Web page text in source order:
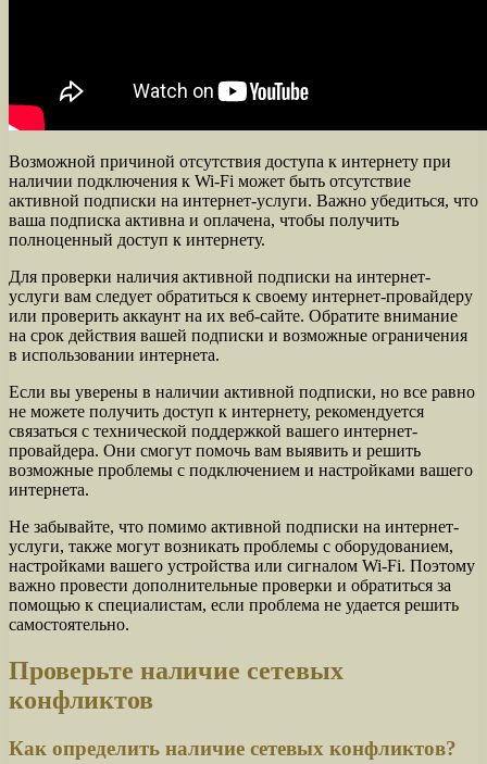
Возможной причиной отсутствия доступа к интернету при
наличии подключения к Wi-Fi может быть отсутствие
активной подписки на интернет-услуги. Важно убедиться, что
ваша подписка активна и оплачена, чтобы получить
полноценный доступ к интернету.
Для проверки наличия активной подписки на интернет-
услуги вам следует обратиться к своему интернет-провайдеру
или проверить аккаунт на их веб-сайте. Обратите внимание
на срок действия вашей подписки и возможные ограничения
в использовании интернета.
Если вы уверены в наличии активной подписки, но все равно
не можете получить доступ к интернету, рекомендуется
связаться с технической поддержкой вашего интернет-
провайдера. Они смогут помочь вам выявить и решить
возможные проблемы с подключением и настройками вашего
интернета.
Не забывайте, что помимо активной подписки на интернет-
услуги, также могут возникать проблемы с оборудованием,
настройками вашего устройства или сигналом Wi-Fi. Поэтому
важно провести дополнительные проверки и обратиться за
помощью к специалистам, если проблема не удается решить
самостоятельно.
Проверьте наличие сетевых
конфликтов
Как определить наличие сетевых конфликтов?